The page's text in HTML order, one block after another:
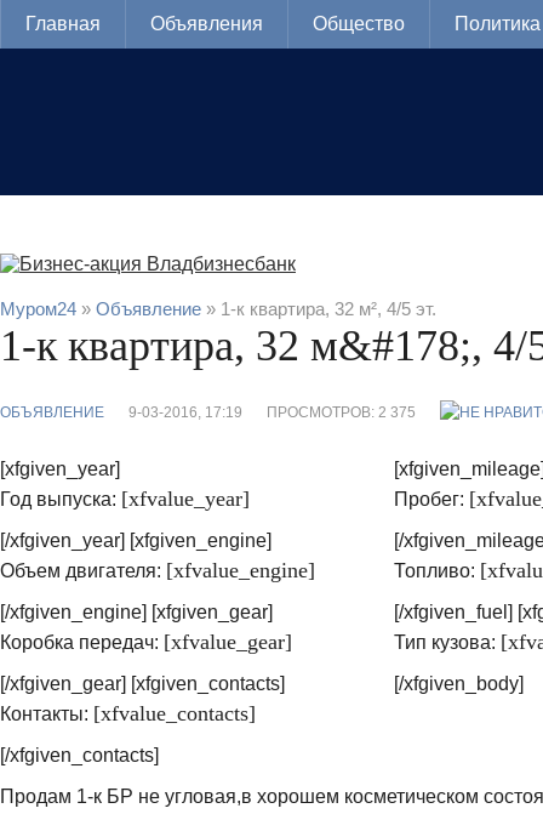
Главная Объявления Общество Политика
Муром24 » Объявление » 1-к квартира, 32 м², 4/5 эт.
1-к квартира, 32 м&#178;, 4/
ОБЪЯВЛЕНИЕ 9-03-2016, 17:19 ПРОСМОТРОВ: 2 375
[xfgiven_year]
Год выпуска: [xfvalue_year]
[/xfgiven_year] [xfgiven_engine]
Объем двигателя: [xfvalue_engine]
[/xfgiven_engine] [xfgiven_gear]
Коробка передач: [xfvalue_gear]
[/xfgiven_gear] [xfgiven_contacts]
Контакты: [xfvalue_contacts]
[/xfgiven_contacts]
Пробег:
[/
Топливо:
[/xfgiven_fuel]
Тип кузова:
[/xfgiven_body]
Продам 1-к БР не угловая,в хорошем косметическом